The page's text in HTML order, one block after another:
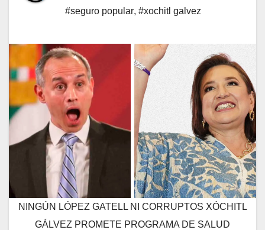
#seguro popular, #xochitl galvez
NINGÚN LÓPEZ GATELL NI CORRUPTOS XÓCHITL
GÁLVEZ PROMETE PROGRAMA DE SALUD